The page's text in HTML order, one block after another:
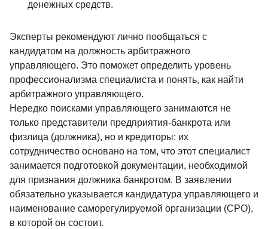
денежных средств.
Эксперты рекомендуют лично пообщаться с
кандидатом на должность арбитражного
управляющего. Это поможет определить уровень
профессионализма специалиста и понять, как найти
арбитражного управляющего.
Нередко поисками управляющего занимаются не
только представители предприятия-банкрота или
физлица (должника), но и кредиторы: их
сотрудничество основано на том, что этот специалист
занимается подготовкой документации, необходимой
для признания должника банкротом. В заявлении
обязательно указывается кандидатура управляющего и
наименование саморегулируемой организации (СРО),
в которой он состоит.